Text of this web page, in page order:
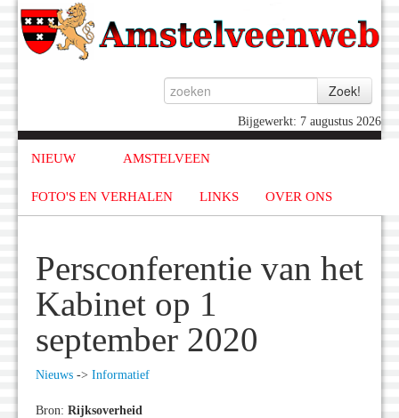
Bijgewerkt: 7 augustus 2026
NIEUW AMSTELVEEN
FOTO'S EN VERHALEN LINKS OVER ONS
Persconferentie van het
Kabinet op 1
september 2020
Nieuws -> Informatief
Bron: Rijksoverheid